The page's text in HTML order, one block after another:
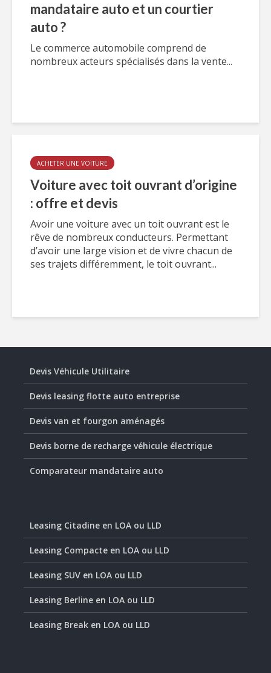
mandataire auto et un courtier
auto ?
Le commerce automobile comprend de
nombreux acteurs spécialisés dans la vente...
ACHETER UNE VOITURE
Voiture avec toit ouvrant d’origine
: offre et devis
Avoir une voiture avec un toit ouvrant est le
rêve de nombreux conducteurs. Permettant
d’avoir une large vision et de vivre chacun de
ses trajets différemment, le toit ouvrant...
Devis Véhicule Utilitaire
Devis leasing flotte auto entreprise
Devis van et fourgon aménagés
Devis borne de recharge véhicule électrique
Comparateur mandataire auto
Leasing Citadine en LOA ou LLD
Leasing Compacte en LOA ou LLD
Leasing SUV en LOA ou LLD
Leasing Berline en LOA ou LLD
Leasing Break en LOA ou LLD